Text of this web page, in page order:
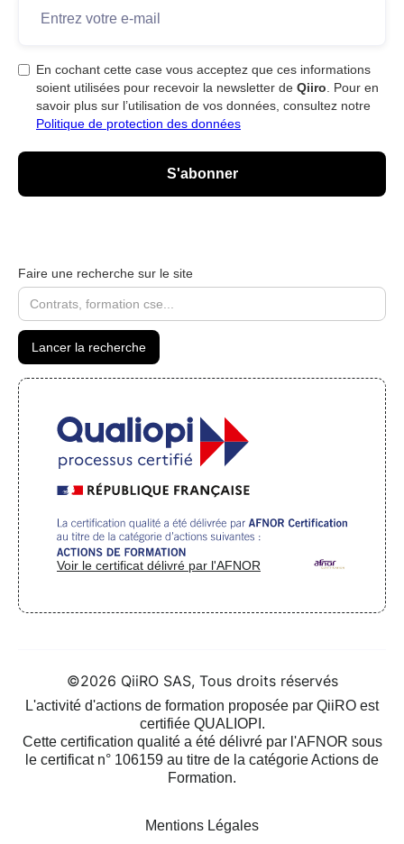
En cochant cette case vous acceptez que ces informations
soient utilisées pour recevoir la newsletter de Qiiro. Pour en
savoir plus sur l’utilisation de vos données, consultez notre
Politique de protection des données
Faire une recherche sur le site
Voir le certificat délivré par l'AFNOR
©2026 QiiRO SAS, Tous droits réservés
L'activité d'actions de formation proposée par QiiRO est
certifiée QUALIOPI.
Cette certification qualité a été délivré par l'AFNOR sous
le certificat n° 106159 au titre de la catégorie Actions de
Formation.
Mentions Légales